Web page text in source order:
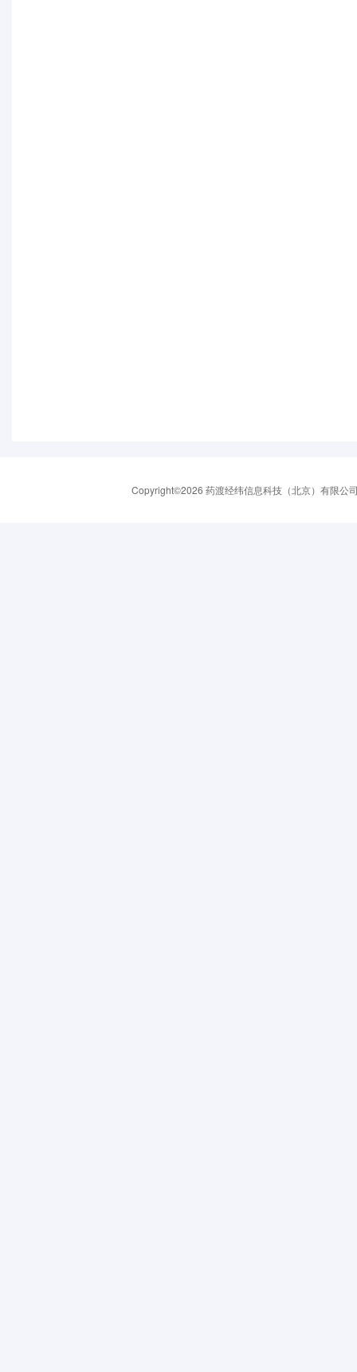
Copyright©2026 药渡经纬信息科技（北京）有限公